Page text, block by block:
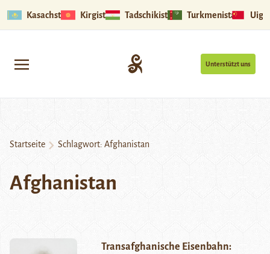
Kasachstan Kirgistan Tadschikistan Turkmenistan
Unterstützt uns
Startseite Schlagwort: Afghanistan
Afghanistan
Transafghanische Eisenbahn: